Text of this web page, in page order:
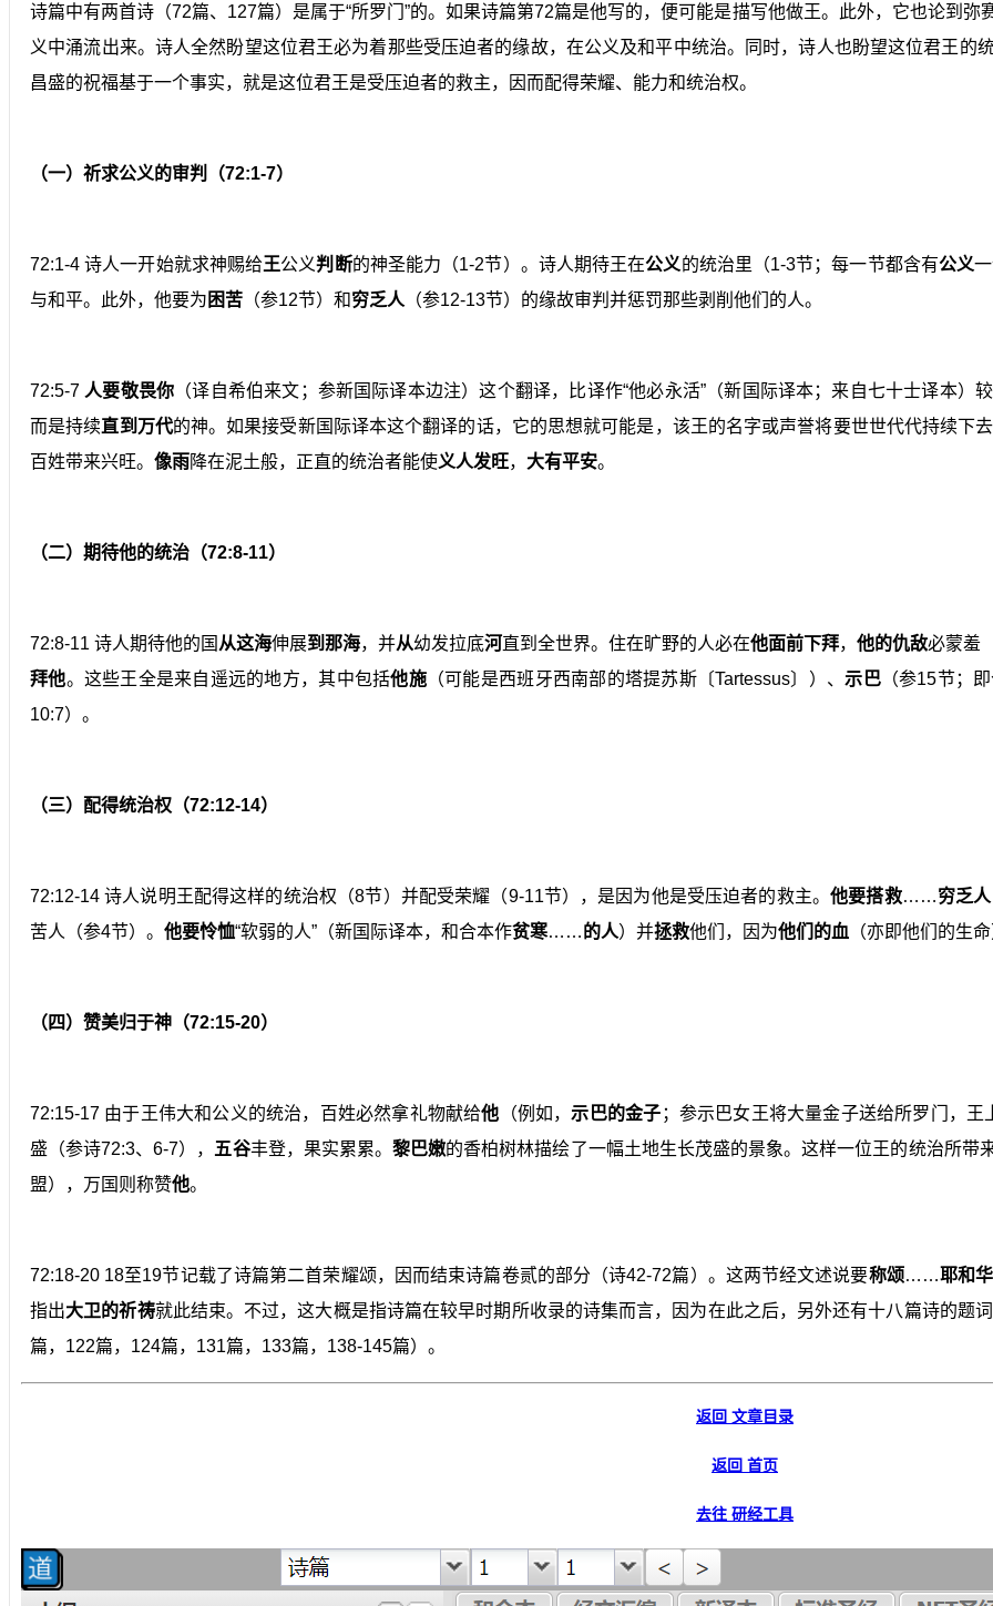
诗篇中有两首诗（72篇、127篇）是属于“所罗门”的。如果诗篇第72篇是他写的，便可能是描写他做王。此外，它也论到
义中涌流出来。诗人全然盼望这位君王必为着那些受压迫者的缘故，在公义及和平中统治。同时，诗人也盼望这位君王的
昌盛的祝福基于一个事实，就是这位君王是受压迫者的救主，因而配得荣耀、能力和统治权。
（一）祈求公义的审判（72:1-7）
72:1-4 诗人一开始就求神赐给王公义判断的神圣能力（1-2节）。诗人期待王在公义的统治里（1-3节；每一节都含有公义
与和平。此外，他要为 困苦 （参12节）和穷乏人 （参12-13节）的缘故审判并惩罚那些剥削他们的人。
72:5-7 人要敬畏你 （译自希伯来文；参新国际译本边注）这个翻译，比译作“他必永活”（新国际译本；来自七十士译本
而是持续直到万代的神。如果接受新国际译本这个翻译的话，它的思想就可能是，该王的名字或声誉将要世世代代持续下
百姓带来兴旺。 像雨降在泥土般，正直的统治者能使义人发旺， 大有平安。
（二）期待他的统治（72:8-11）
72:8-11 诗人期待他的国 从这海伸展到那海，并从幼发拉底河直到全世界。住在旷野的人必在他面前下拜， 他的仇敌必蒙羞
拜他。这些王全是来自遥远的地方，其中包括他施（可能是西班牙西南部的塔提苏斯〔Tartessus〕）、 示巴（参15节；
10:7）。
（三）配得统治权（72:12-14）
72:12-14 诗人说明王配得这样的统治权（8节）并配受荣耀（9-11节），是因为他是受压迫者的救主。他要搭救……穷乏人
苦人（参4节）。 他要怜恤“软弱的人”（新国际译本，和合本作贫寒……的人）并拯救他们，因为他们的血 （亦即他们的生
（四）赞美归于神（72:15-20）
72:15-17 由于王伟大和公义的统治，百姓必然拿礼物献给他 （例如， 示巴的金子 ；参示巴女王将大量金子送给所罗门，
盛（参诗72:3、6-7）， 五谷丰登，果实累累。 黎巴嫩的香柏树林描绘了一幅土地生长茂盛的景象。这样一位王的统治所
盟），万国则称赞他。
72:18-20 18至19节记载了诗篇第二首荣耀颂，因而结束诗篇卷贰的部分（诗42-72篇）。这两节经文述说要称颂……耶和
指出大卫的祈祷就此结束。不过，这大概是指诗篇在较早时期所收录的诗集而言，因为在此之后，另外还有十八篇诗的题
篇，122篇，124篇，131篇，133篇，138-145篇）。
返回 文章目录
返回 首页
去往 研经工具